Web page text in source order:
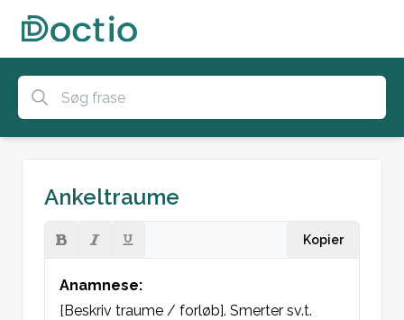
Ankeltraume
Kopier
Anamnese:
[Beskriv traume / forløb]. Smerter sv.t.